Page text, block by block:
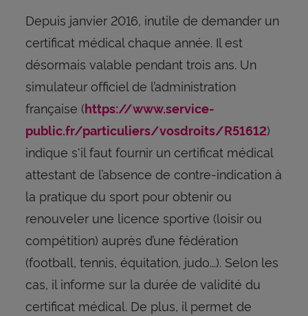
Depuis janvier 2016, inutile de demander un
certificat médical chaque année. Il est
désormais valable pendant trois ans. Un
simulateur officiel de l’administration
française (https://www.service-
public.fr/particuliers/vosdroits/R51612)
indique s'il faut fournir un certificat médical
attestant de l’absence de contre-indication à
la pratique du sport pour obtenir ou
renouveler une licence sportive (loisir ou
compétition) auprès d’une fédération
(football, tennis, équitation, judo...). Selon les
cas, il informe sur la durée de validité du
certificat médical. De plus, il permet de